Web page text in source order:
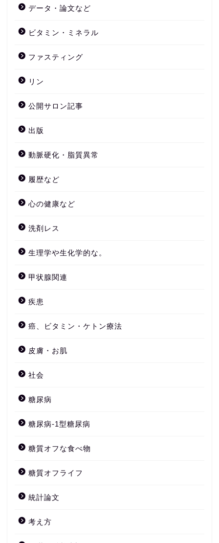
データ・論文など
ビタミン・ミネラル
ファスティング
リン
公開サロン記事
出版
動脈硬化・脂質異常
履歴など
心の健康など
洗剤レス
生理学や生化学的な。
甲状腺関連
疾患
癌、ビタミン・ケトン療法
皮膚・お肌
社会
糖尿病
糖尿病-1型糖尿病
糖質オフな食べ物
糖質オフライフ
統計論文
考え方